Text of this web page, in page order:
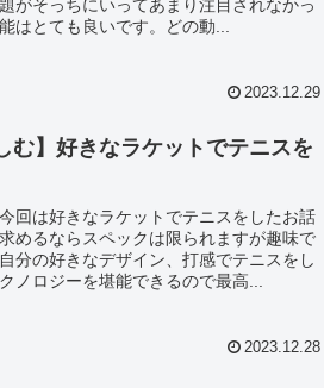
がそっちにいってあまり注目されなかっ
はとても良いです。どの動...
2023.12.29
む】好きなラケットでテニスを
回は好きなラケットでテニスをしたお話
めるならスペックは限られますが趣味で
分の好きなデザイン、打感でテニスをし
ノロジーを堪能できるので最高...
2023.12.28